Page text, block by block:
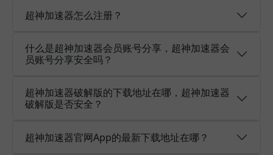
超神加速器怎么注册？
什么是超神加速器会员账号分享，超神加速器会
员账号分享安全吗？
超神加速器破解版的下载地址在哪，超神加速器
破解版是否安全？
超神加速器官网App的最新下载地址在哪？